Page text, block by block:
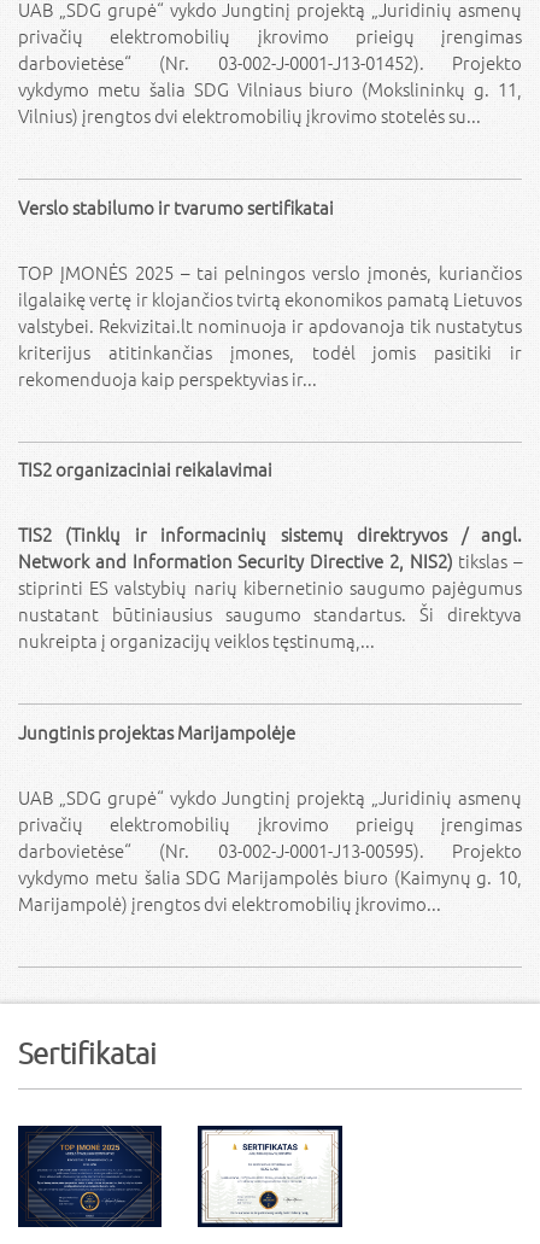
UAB „SDG grupė“ vykdo Jungtinį projektą „Juridinių asmenų
privačių elektromobilių įkrovimo prieigų įrengimas
darbovietėse“ (Nr. 03-002-J-0001-J13-01452). Projekto
vykdymo metu šalia SDG Vilniaus biuro (Mokslininkų g. 11,
Vilnius) įrengtos dvi elektromobilių įkrovimo stotelės su...
Verslo stabilumo ir tvarumo sertifikatai
TOP ĮMONĖS 2025 – tai pelningos verslo įmonės, kuriančios
ilgalaikę vertę ir klojančios tvirtą ekonomikos pamatą Lietuvos
valstybei. Rekvizitai.lt nominuoja ir apdovanoja tik nustatytus
kriterijus atitinkančias įmones, todėl jomis pasitiki ir
rekomenduoja kaip perspektyvias ir...
TIS2 organizaciniai reikalavimai
TIS2 (Tinklų ir informacinių sistemų direktryvos / angl.
Network and Information Security Directive 2, NIS2) tikslas –
stiprinti ES valstybių narių kibernetinio saugumo pajėgumus
nustatant būtiniausius saugumo standartus. Ši direktyva
nukreipta į organizacijų veiklos tęstinumą,...
Jungtinis projektas Marijampolėje
UAB „SDG grupė“ vykdo Jungtinį projektą „Juridinių asmenų
privačių elektromobilių įkrovimo prieigų įrengimas
darbovietėse“ (Nr. 03-002-J-0001-J13-00595). Projekto
vykdymo metu šalia SDG Marijampolės biuro (Kaimynų g. 10,
Marijampolė) įrengtos dvi elektromobilių įkrovimo...
Sertifikatai